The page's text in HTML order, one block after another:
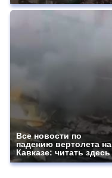
Все новости по
падению вертолета на
Кавказе: читать здесь